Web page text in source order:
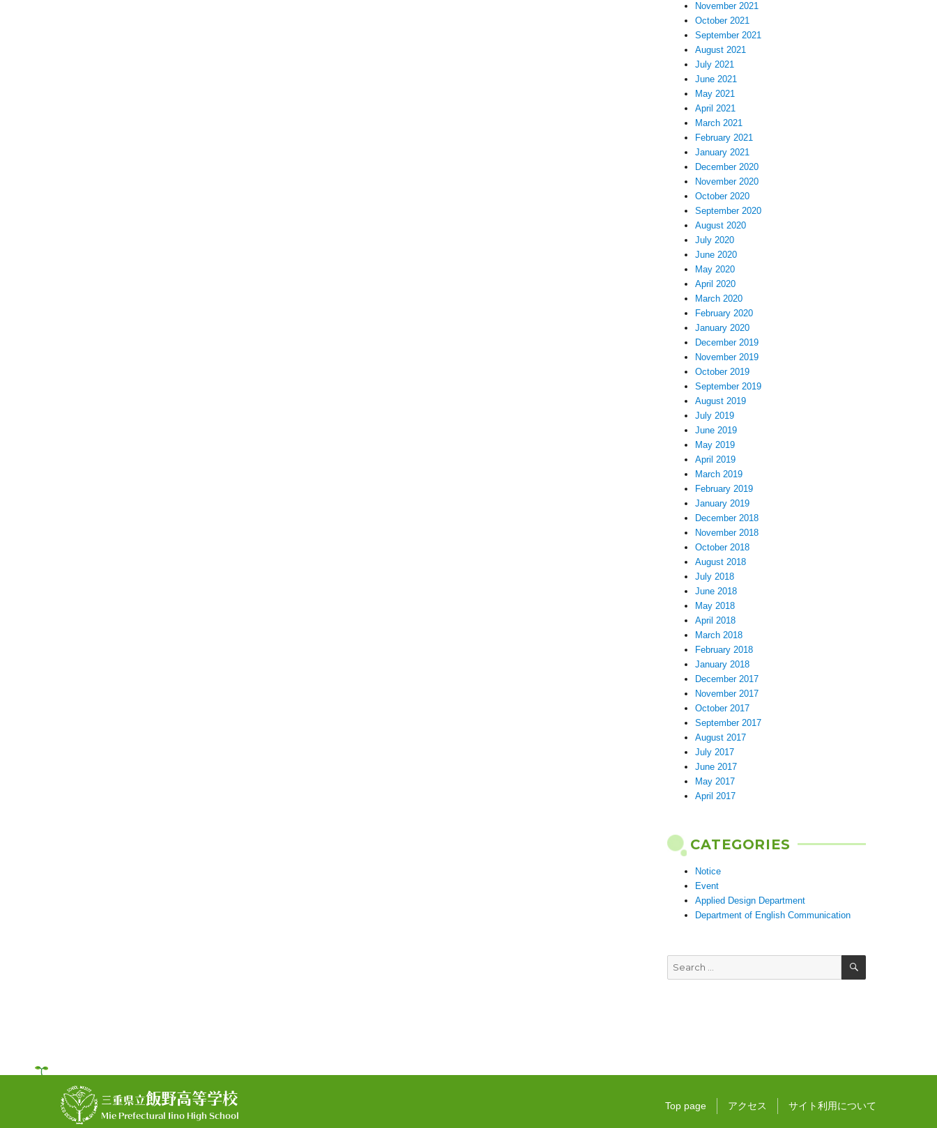
November 2021
October 2021
September 2021
August 2021
July 2021
June 2021
May 2021
April 2021
March 2021
February 2021
January 2021
December 2020
November 2020
October 2020
September 2020
August 2020
July 2020
June 2020
May 2020
April 2020
March 2020
February 2020
January 2020
December 2019
November 2019
October 2019
September 2019
August 2019
July 2019
June 2019
May 2019
April 2019
March 2019
February 2019
January 2019
December 2018
November 2018
October 2018
August 2018
July 2018
June 2018
May 2018
April 2018
March 2018
February 2018
January 2018
December 2017
November 2017
October 2017
September 2017
August 2017
July 2017
June 2017
May 2017
April 2017
CATEGORIES
Notice
Event
Applied Design Department
Department of English Communication
Search
for:
SEARCH
三重県立飯野高等学校
Mie Prefectural Iino High School
Top page アクセス サイト利用について